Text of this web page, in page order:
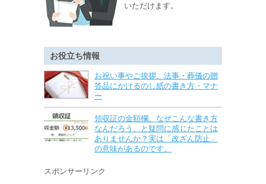
いただけます。
お役立ち情報
お祝い事やご挨拶、法事・葬儀の贈
答品にかけるのし紙の書き方・マナ
ー
領収証の金額欄。なぜこんな書き方
なんだろう、と疑問に感じたことは
ありませんか？実は「改ざん防止」
の意味があるのです。
スポンサーリンク